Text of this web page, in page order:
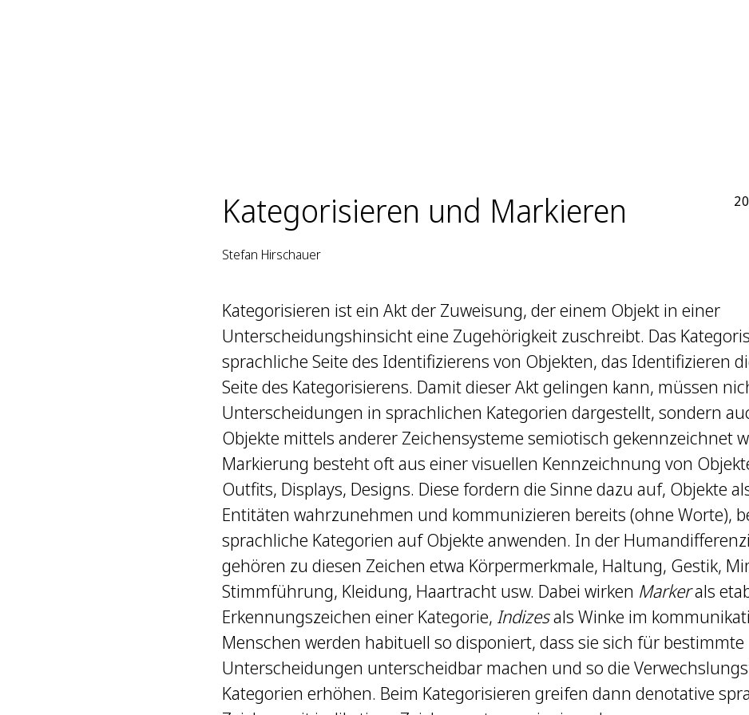
Kategorisieren und Markieren
Stefan Hirschauer
Kategorisieren ist ein Akt der Zuweisung, der einem Objekt in einer
Unterscheidungshinsicht eine Zugehörigkeit zuschreibt. Das
sprachliche Seite des Identifizierens von Objekten, das Identifizieren
Seite des Kategorisierens. Damit dieser Akt gelingen kann, müssen
Unterscheidungen in sprachlichen Kategorien dargestellt, sondern
Objekte mittels anderer Zeichensysteme semiotisch gekennzeichnet
Markierung besteht oft aus einer visuellen Kennzeichnung von
Outfits, Displays, Designs. Diese fordern die Sinne dazu auf, Objekte
Entitäten wahrzunehmen und kommunizieren bereits (ohne Worte),
sprachliche Kategorien auf Objekte anwenden. In der
gehören zu diesen Zeichen etwa Körpermerkmale, Haltung, Gestik,
Stimmführung, Kleidung, Haartracht usw. Dabei wirken Markerals
Erkennungszeichen einer Kategorie, Indizesals Winke im
Menschen werden habituell so disponiert, dass sie sich für bestimmte
Unterscheidungen unterscheidbar machen und so die
Kategorien erhöhen. Beim Kategorisieren greifen dann denotative